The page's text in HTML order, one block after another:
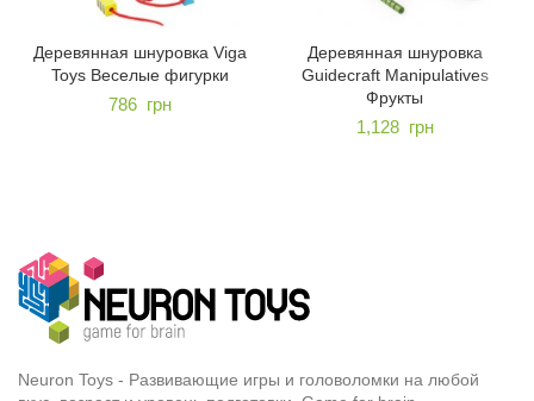
Деревянная шнуровка Viga
Toys Веселые фигурки
786 грн
Деревянная шнуровка
Guidecraft Manipulatives
Фрукты
1,128 грн
Neuron Toys - Развивающие игры и головоломки на любой